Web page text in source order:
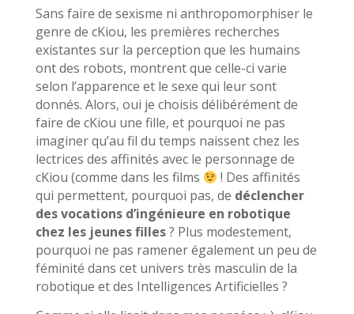
Sans faire de sexisme ni anthropomorphiser le
genre de cKiou, les premières recherches
existantes sur la perception que les humains
ont des robots, montrent que celle-ci varie
selon l’apparence et le sexe qui leur sont
donnés. Alors, oui je choisis délibérément de
faire de cKiou une fille, et pourquoi ne pas
imaginer qu’au fil du temps naissent chez les
lectrices des affinités avec le personnage de
cKiou (comme dans les films
! Des affinités
qui permettent, pourquoi pas, de déclencher
des vocations d’ingénieure en robotique
chez les jeunes filles? Plus modestement,
pourquoi ne pas ramener également un peu de
féminité dans cet univers très masculin de la
robotique et des Intelligences Artificielles ?